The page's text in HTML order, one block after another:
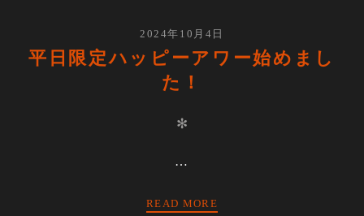
2024年10月4日
平日限定ハッピーアワー始めまし
た！
✻
…
READ MORE